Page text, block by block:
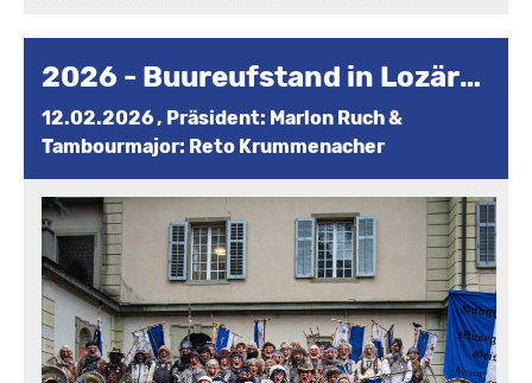
2026 - Buureufstand in Lozärn 1653
12.02.2026, Präsident: Marlon Ruch &
Tambourmajor: Reto Krummenacher